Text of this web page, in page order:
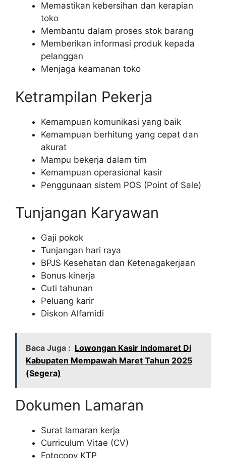
Memastikan kebersihan dan kerapian
toko
Membantu dalam proses stok barang
Memberikan informasi produk kepada
pelanggan
Menjaga keamanan toko
Ketrampilan Pekerja
Kemampuan komunikasi yang baik
Kemampuan berhitung yang cepat dan
akurat
Mampu bekerja dalam tim
Kemampuan operasional kasir
Penggunaan sistem POS (Point of Sale)
Tunjangan Karyawan
Gaji pokok
Tunjangan hari raya
BPJS Kesehatan dan Ketenagakerjaan
Bonus kinerja
Cuti tahunan
Peluang karir
Diskon Alfamidi
Baca Juga : Lowongan Kasir Indomaret Di
Kabupaten Mempawah Maret Tahun 2025
(Segera)
Dokumen Lamaran
Surat lamaran kerja
Curriculum Vitae (CV)
Fotocopy KTP